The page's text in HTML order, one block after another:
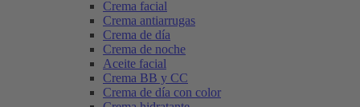
Crema facial
Crema antiarrugas
Crema de día
Crema de noche
Aceite facial
Crema BB y CC
Crema de día con color